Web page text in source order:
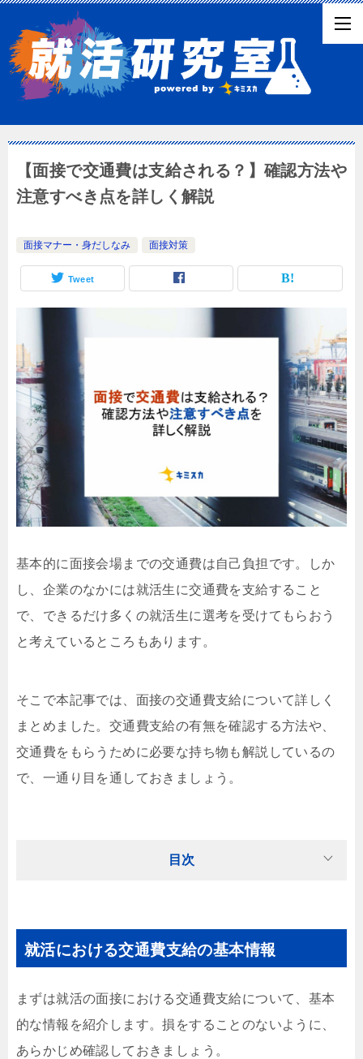
【面接で交通費は支給される？】確認方法や
注意すべき点を詳しく解説
面接マナー・身だしなみ 面接対策
Tweet
基本的に面接会場までの交通費は自己負担です。しか
し、企業のなかには就活生に交通費を支給すること
で、できるだけ多くの就活生に選考を受けてもらおう
と考えているところもあります。
そこで本記事では、面接の交通費支給について詳しく
まとめました。交通費支給の有無を確認する方法や、
交通費をもらうために必要な持ち物も解説しているの
で、一通り目を通しておきましょう。
目次
就活における交通費支給の基本情報
まずは就活の面接における交通費支給について、基本
的な情報を紹介します。損をすることのないように、
あらかじめ確認しておきましょう。